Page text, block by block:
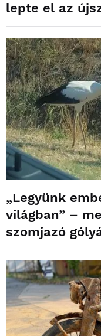
lepte el az
„Legyünk
világban” –
szomjazó